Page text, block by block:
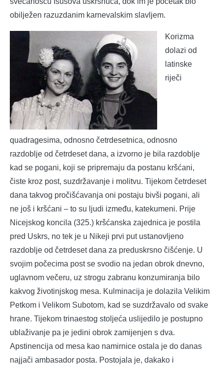
obilježen razuzdanim karnevalskim slavljem.
Korizma
dolazi od
latinske
riječi
quadragesima, odnosno četrdesetnica, odnosno
razdoblje od četrdeset dana, a izvorno je bila razdoblje
kad se pogani, koji se pripremaju da postanu kršćani,
čiste kroz post, suzdržavanje i molitvu. Tijekom četrdeset
dana takvog pročišćavanja oni postaju bivši pogani, ali
ne još i kršćani – to su ljudi između, katekumeni. Prije
Nicejskog koncila (325.) kršćanska zajednica je postila
pred Uskrs, no tek je u Nikeji prvi put ustanovljeno
razdoblje od četrdeset dana za preduskrsno čišćenje. U
svojim počecima post se svodio na jedan obrok dnevno,
uglavnom večeru, uz strogu zabranu konzumiranja bilo
kakvog životinjskog mesa. Kulminacija je dolazila Velikim
Petkom i Velikom Subotom, kad se suzdržavalo od svake
hrane. Tijekom trinaestog stoljeća uslijedilo je postupno
ublaživanje pa je jedini obrok zamijenjen s dva.
Apstinencija od mesa kao namirnice ostala je do danas
najjači ambasador posta. Postojala je, dakako i